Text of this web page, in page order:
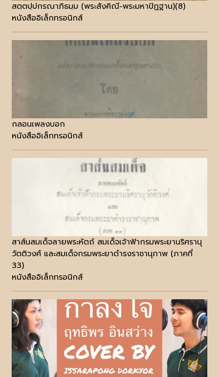
สตฺตปฺปกรณาภิธมฺม (พระสังคิณี-พระมหาปัฏฐาน)(8)
หนังสืออิเล็กทรอนิกส์
กลอนเพลงบอก
หนังสืออิเล็กทรอนิกส์
สาส์นสมเด็จลายพระหัตถ์ สมเด็จเจ้าฟ้ากรมพระยานริศรานุ
วัตติวงศ์ และสมเด็จกรมพระยาดำรงราชานุภาพ (ภาคที่
33)
หนังสืออิเล็กทรอนิกส์